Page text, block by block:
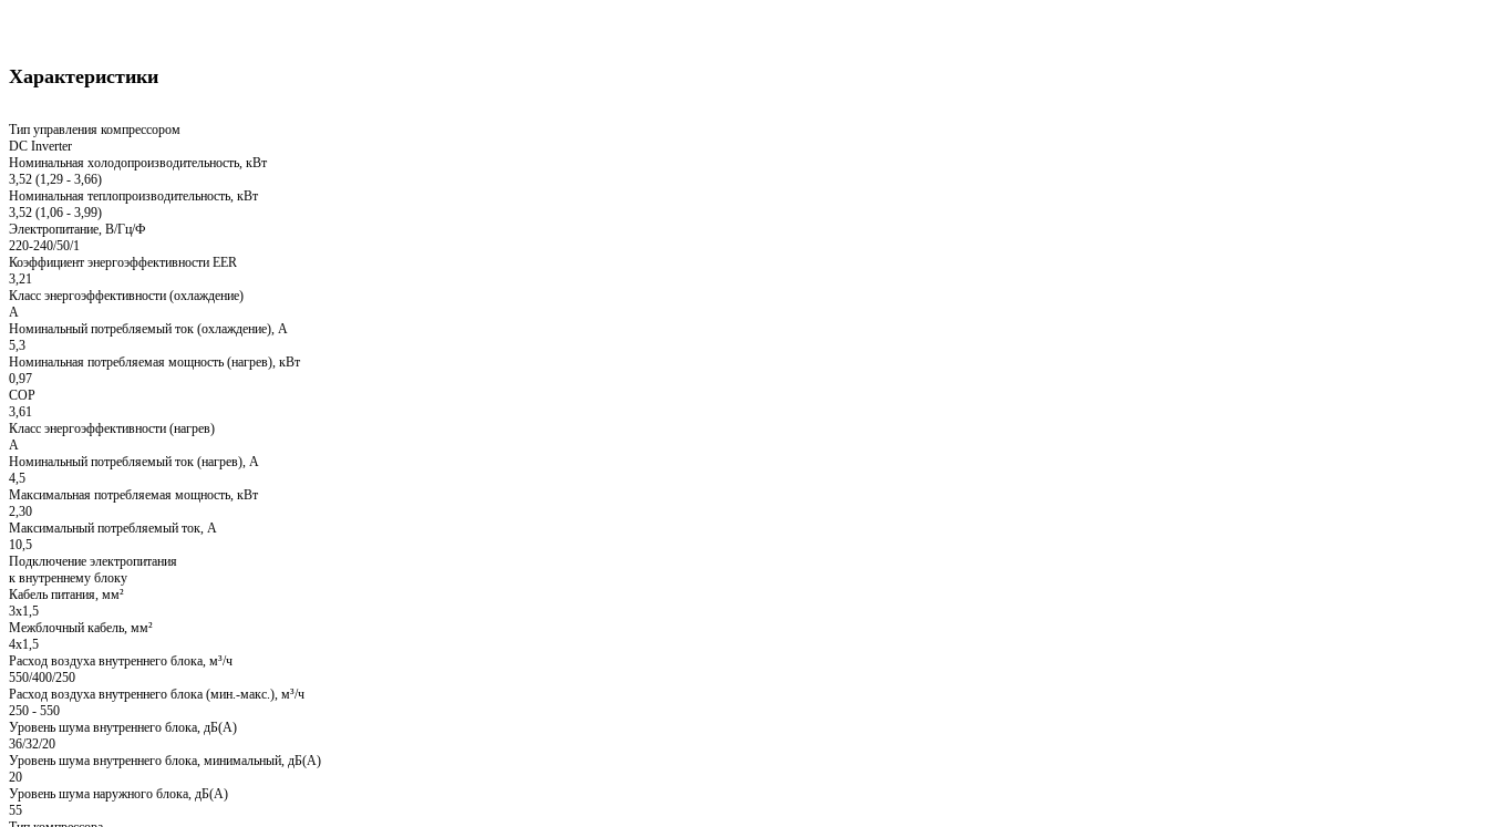
Характеристики
Тип управления компрессором
DC Inverter
Номинальная холодопроизводительность, кВт
3,52 (1,29 - 3,66)
Номинальная теплопроизводительность, кВт
3,52 (1,06 - 3,99)
Электропитание, В/Гц/Ф
220-240/50/1
Коэффициент энергоэффективности EER
3,21
Класс энергоэффективности (охлаждение)
A
Номинальный потребляемый ток (охлаждение), А
5,3
Номинальная потребляемая мощность (нагрев), кВт
0,97
COP
3,61
Класс энергоэффективности (нагрев)
A
Номинальный потребляемый ток (нагрев), А
4,5
Максимальная потребляемая мощность, кВт
2,30
Максимальный потребляемый ток, А
10,5
Подключение электропитания
к внутреннему блоку
Кабель питания, мм²
3x1,5
Межблочный кабель, мм²
4x1,5
Расход воздуха внутреннего блока, м³/ч
550/400/250
Расход воздуха внутреннего блока (мин.-макс.), м³/ч
250 - 550
Уровень шума внутреннего блока, дБ(А)
36/32/20
Уровень шума внутреннего блока, минимальный, дБ(А)
20
Уровень шума наружного блока, дБ(А)
55